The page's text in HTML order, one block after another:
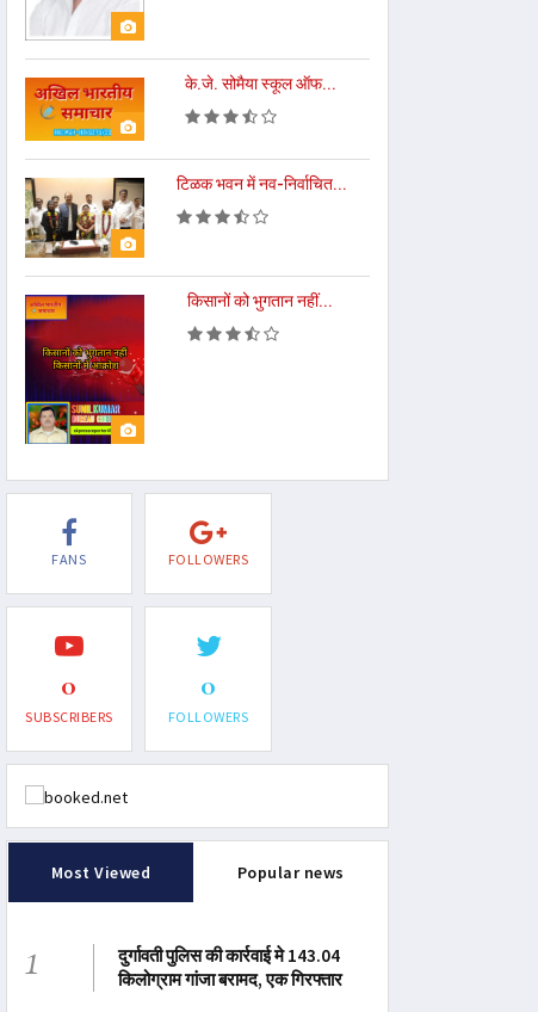
के.जे. सोमैया स्कूल ऑफ...
टिळक भवन में नव-निर्वाचित...
किसानों को भुगतान नहीं...
FANS FOLLOWERS
0
SUBSCRIBERS
0
FOLLOWERS
Most Viewed Popular news
1
दुर्गावती पुलिस की कार्रवाई मे 143.04
किलोग्राम गांजा बरामद, एक गिरफ्तार